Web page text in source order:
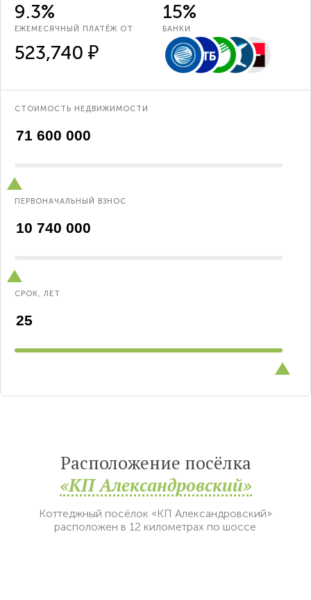
9.3% 15%
ЕЖЕМЕСЯЧНЫЙ ПЛАТЁЖ ОТ
523,740 ₽
БАНКИ
СТОИМОСТЬ НЕДВИЖИМОСТИ
ПЕРВОНАЧАЛЬНЫЙ ВЗНОС
СРОК, ЛЕТ
Расположение посёлка
«КП Александровский»
Коттеджный посёлок «КП Александровский»
расположен в 12 километрах по шоссе